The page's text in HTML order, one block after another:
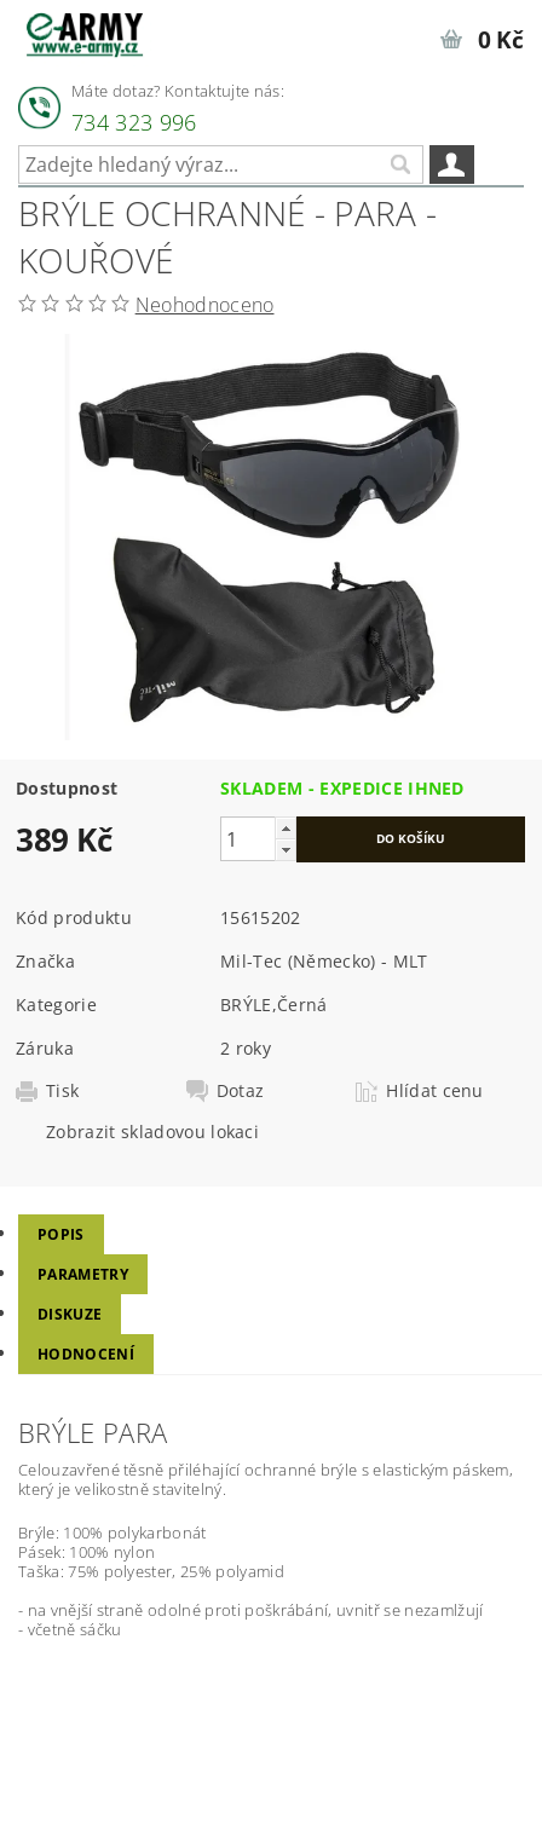
Máte dotaz? Kontaktujte nás:
734 323 996
0 Kč
BRÝLE OCHRANNÉ - PARA -
KOUŘOVÉ
Neohodnoceno
Dostupnost SKLADEM - EXPEDICE IHNED
389 Kč
Kód produktu
15615202
Značka
Mil-Tec (Německo) - MLT
Kategorie
BRÝLE,Černá
Záruka
2 roky
Tisk
Dotaz
Hlídat cenu
Zobrazit skladovou lokaci
POPIS
PARAMETRY
DISKUZE
HODNOCENÍ
BRÝLE PARA
Celouzavřené těsně přiléhající ochranné brýle s elastickým páskem,
který je velikostně stavitelný.
Brýle: 100% polykarbonát
Pásek: 100% nylon
Taška: 75% polyester, 25% polyamid
- na vnější straně odolné proti poškrábání, uvnitř se nezamlžují
- včetně sáčku